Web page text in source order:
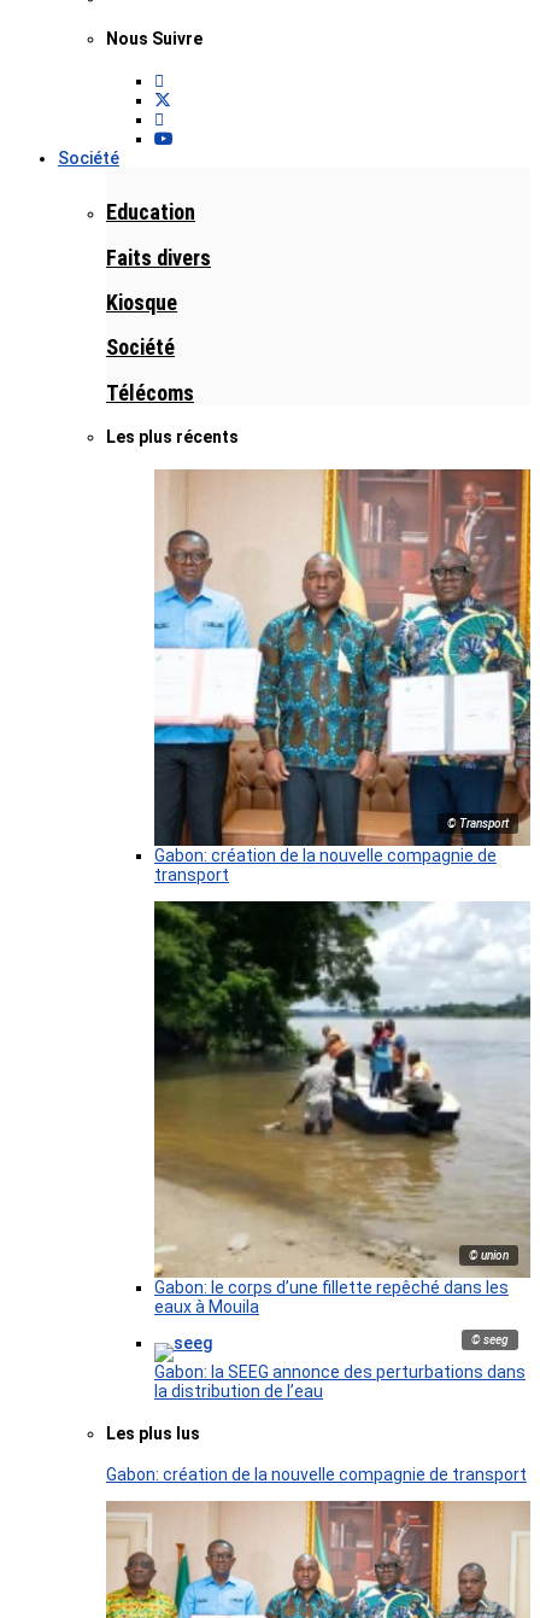
Nous Suivre
Société
Education
Faits divers
Kiosque
Société
Télécoms
Les plus récents
© Transport
Gabon: création de la nouvelle compagnie de
transport
© union
Gabon: le corps d’une fillette repêché dans les
eaux à Mouila
© seeg
Gabon: la SEEG annonce des perturbations dans
la distribution de l’eau
Les plus lus
Gabon: création de la nouvelle compagnie de transport